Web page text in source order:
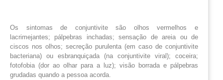
Os sintomas de conjuntivite são olhos vermelhos e
lacrimejantes; pálpebras inchadas; sensação de areia ou de
ciscos nos olhos; secreção purulenta (em caso de conjuntivite
bacteriana) ou esbranquiçada (na conjuntivite viral); coceira;
fotofobia (dor ao olhar para a luz); visão borrada e pálpebras
grudadas quando a pessoa acorda.